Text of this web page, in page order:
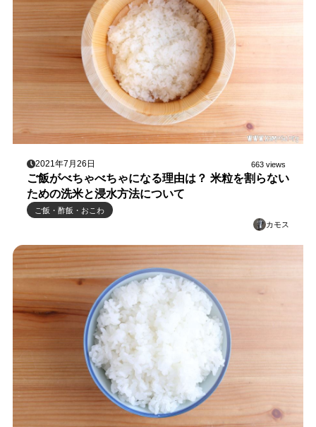
2021年7月26日 663 views
ご飯がべちゃべちゃになる理由は？ 米粒を割らない
ための洗米と浸水方法について
ご飯・酢飯・おこわ
カモス